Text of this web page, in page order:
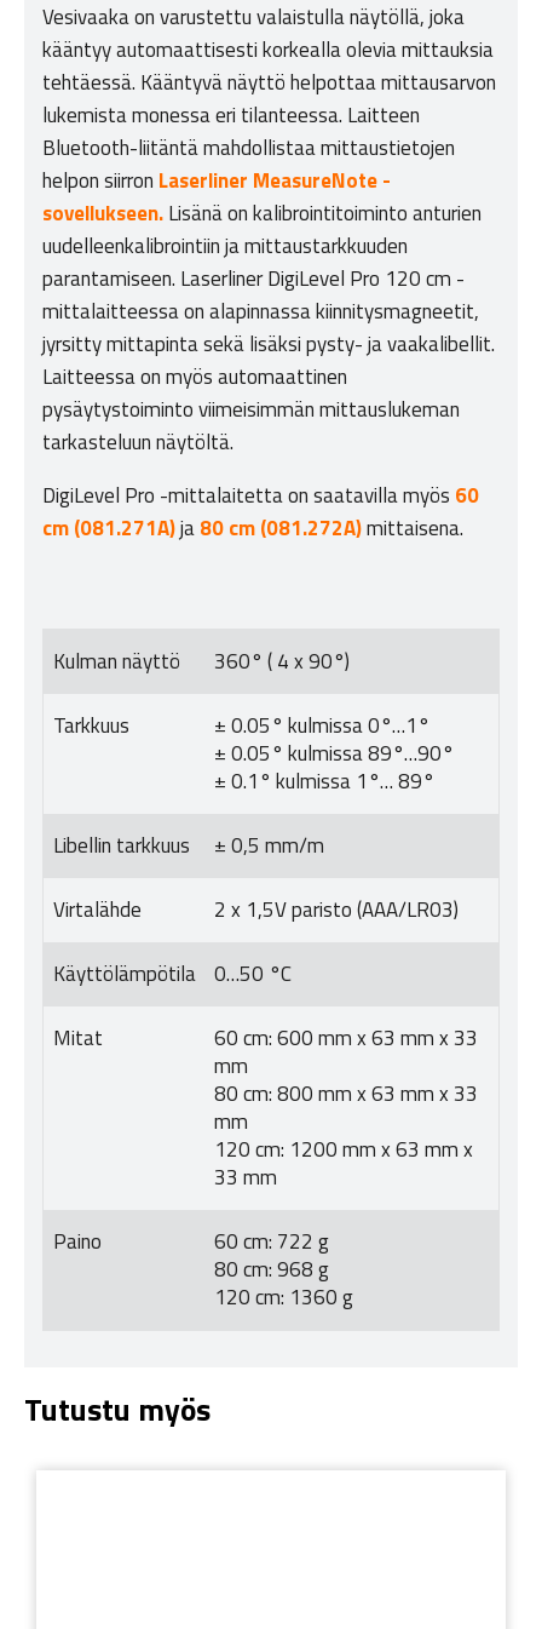
Vesivaaka on varustettu valaistulla näytöllä, joka
kääntyy automaattisesti korkealla olevia mittauksia
tehtäessä. Kääntyvä näyttö helpottaa mittausarvon
lukemista monessa eri tilanteessa. Laitteen
Bluetooth-liitäntä mahdollistaa mittaustietojen
helpon siirron Laserliner MeasureNote -
sovellukseen.Lisänä on kalibrointitoiminto anturien
uudelleenkalibrointiin ja mittaustarkkuuden
parantamiseen. Laserliner DigiLevel Pro 120 cm -
mittalaitteessa on alapinnassa kiinnitysmagneetit,
jyrsitty mittapinta sekä lisäksi pysty- ja vaakalibellit.
Laitteessa on myös automaattinen
pysäytystoiminto viimeisimmän mittauslukeman
tarkasteluun näytöltä.
DigiLevel Pro -mittalaitetta on saatavilla myös 60
cm (081.271A)ja80 cm (081.272A)mittaisena.
Kulman näyttö 360° ( 4 x 90°)
Tarkkuus
± 0.05° kulmissa 0°…1°
± 0.05° kulmissa 89°…90°
± 0.1° kulmissa 1°… 89°
Libellin tarkkuus ± 0,5 mm/m
Virtalähde 2 x 1,5V paristo (AAA/LR03)
Käyttölämpötila 0…50 °C
Mitat
60 cm: 600 mm x 63 mm x 33
mm
80 cm: 800 mm x 63 mm x 33
mm
120 cm: 1200 mm x 63 mm x
33 mm
Paino
60 cm: 722 g
80 cm: 968 g
120 cm: 1360 g
Tutustu myös